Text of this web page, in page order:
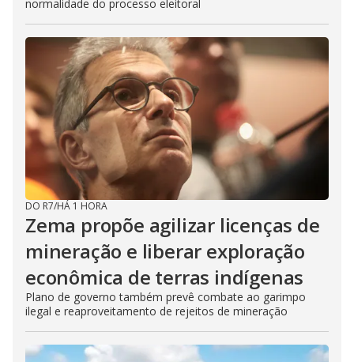
normalidade do processo eleitoral
DO R7/HÁ 1 HORA
Zema propõe agilizar licenças de
mineração e liberar exploração
econômica de terras indígenas
Plano de governo também prevê combate ao garimpo
ilegal e reaproveitamento de rejeitos de mineração